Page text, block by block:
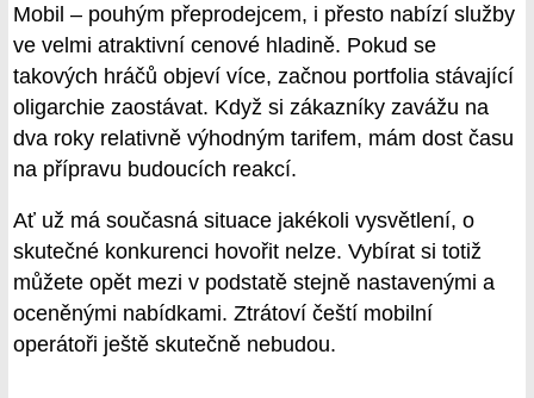
Mobil – pouhým přeprodejcem, i přesto nabízí služby
ve velmi atraktivní cenové hladině. Pokud se
takových hráčů objeví více, začnou portfolia stávající
oligarchie zaostávat. Když si zákazníky zavážu na
dva roky relativně výhodným tarifem, mám dost času
na přípravu budoucích reakcí.
Ať už má současná situace jakékoli vysvětlení, o
skutečné konkurenci hovořit nelze. Vybírat si totiž
můžete opět mezi v podstatě stejně nastavenými a
oceněnými nabídkami. Ztrátoví čeští mobilní
operátoři ještě skutečně nebudou.